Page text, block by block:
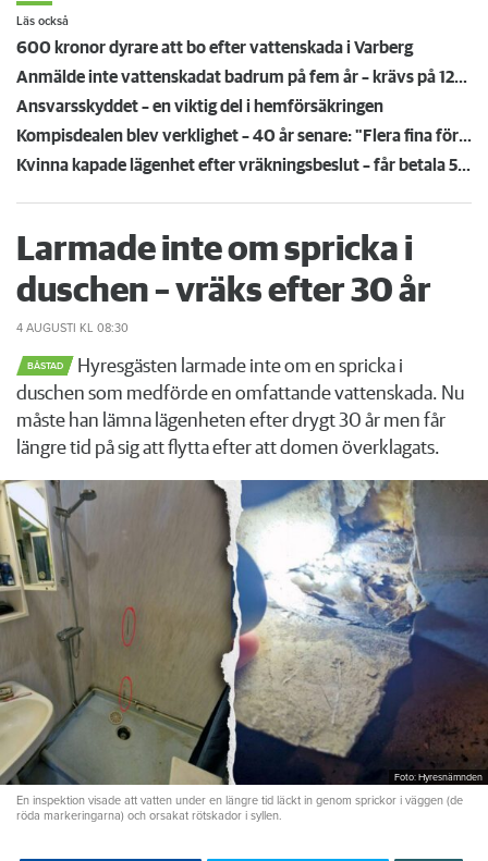
Läs också
600 kronor dyrare att bo efter vattenskada i Varberg
Anmälde inte vattenskadat badrum på fem år – krävs på 125 000 kronor
Ansvarsskyddet – en viktig del i hemförsäkringen
Kompisdealen blev verklighet – 40 år senare: "Flera fina fördelar med att dela bostad"
Kvinna kapade lägenhet efter vräkningsbeslut – får betala 50 000
Larmade inte om spricka i
duschen – vräks efter 30 år
4 AUGUSTI KL 08:30
BÅSTAD
Hyresgästen larmade inte om en spricka i
duschen som medförde en omfattande vattenskada. Nu
måste han lämna lägenheten efter drygt 30 år men får
längre tid på sig att flytta efter att domen överklagats.
Foto: Hyresnämnden
En inspektion visade att vatten under en längre tid läckt in genom sprickor i väggen (de
röda markeringarna) och orsakat rötskador i syllen.